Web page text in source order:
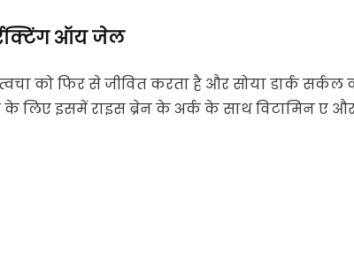
ऑय जेल
त्वचा को फिर से जीवित करता है और सोया डार्क सर्कल
लिए इसमें राइस ब्रेन के अर्क के साथ विटामिन ए